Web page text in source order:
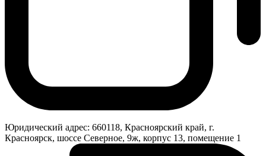
Юридический адрес: 660118, Красноярский край, г.
Красноярск, шоссе Северное, 9ж, корпус 13, помещение 1